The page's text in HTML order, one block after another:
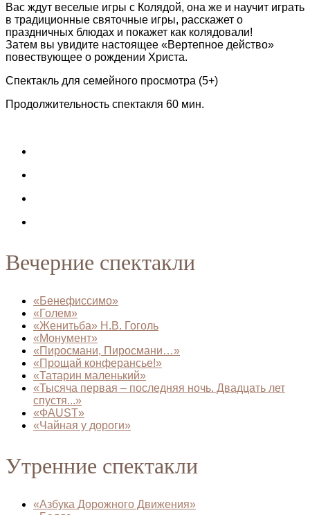
Вас ждут веселые игры с Колядой, она же и научит играть
в традиционные святочные игры, расскажет о
праздничных блюдах и покажет как колядовали!
Затем вы увидите настоящее «Вертепное действо»
повествующее о рождении Христа.
Спектакль для семейного просмотра (5+)
Продолжительность спектакля 60 мин.
Вечерние спектакли
«Бенефиссимо»
«Голем»
«Женитьба» Н.В. Гоголь
«Монумент»
«Пиросмани, Пиросмани…»
«Прощай конферансье!»
«Татарин маленький»
«Тысяча первая – последняя ночь. Двадцать лет
спустя...»
«ФAUST»
«Чайная у дороги»
Утренние спектакли
«Азбука Дорожного Движения»